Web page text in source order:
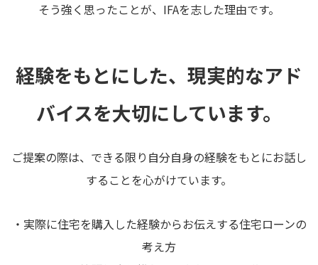
そう強く思ったことが、IFAを志した理由です。
経験をもとにした、現実的なアド
バイスを大切にしています。
ご提案の際は、できる限り自分自身の経験をもとにお話し
することを心がけています。
・実際に住宅を購入した経験からお伝えする住宅ローンの
考え方